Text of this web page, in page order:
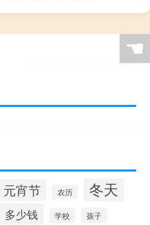
☚
元宵节 农历 冬天
多少钱 学校 孩子